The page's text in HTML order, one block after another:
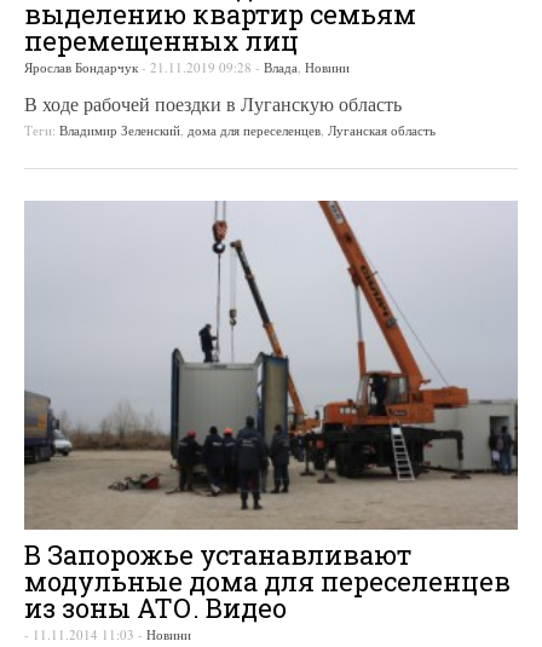
выделению квартир семьям
перемещенных лиц
Ярослав Бондарчук - 21.11.2019 09:28 - Влада Новини
В ходе рабочей поездки в Луганскую область
Теги: Владимир Зеленский дома для переселенцев Луганская область
В Запорожье устанавливают
модульные дома для переселенцев
из зоны АТО. Видео
- 11.11.2014 11:03 - Новини